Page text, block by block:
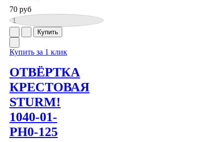
70 руб
Купить за 1 клик
ОТВЁРТКА
КРЕСТОВАЯ
STURM!
1040-01-
PH0-125